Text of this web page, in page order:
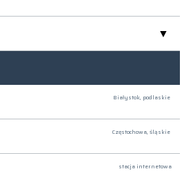
Białystok, podlaskie
Częstochowa, śląskie
stacja internetowa